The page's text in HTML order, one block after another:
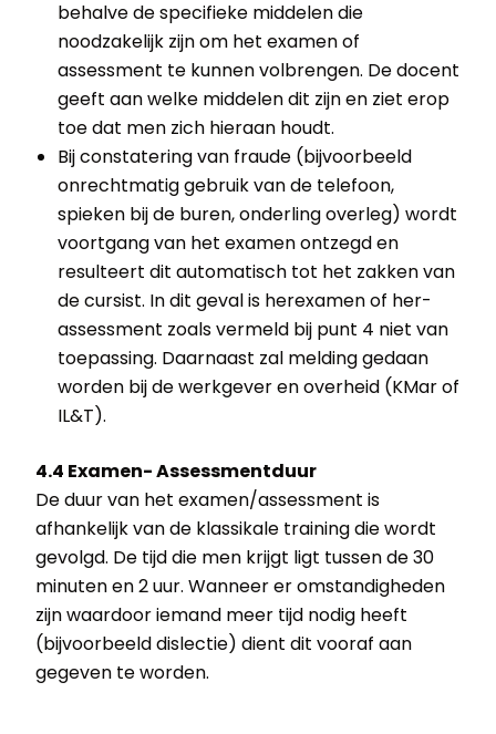
behalve de specifieke middelen die
noodzakelijk zijn om het examen of
assessment te kunnen volbrengen. De docent
geeft aan welke middelen dit zijn en ziet erop
toe dat men zich hieraan houdt.
Bij constatering van fraude (bijvoorbeeld
onrechtmatig gebruik van de telefoon,
spieken bij de buren, onderling overleg) wordt
voortgang van het examen ontzegd en
resulteert dit automatisch tot het zakken van
de cursist. In dit geval is herexamen of her-
assessment zoals vermeld bij punt 4 niet van
toepassing. Daarnaast zal melding gedaan
worden bij de werkgever en overheid (KMar of
IL&T).
4.4 Examen- Assessmentduur
De duur van het examen/assessment is
afhankelijk van de klassikale training die wordt
gevolgd. De tijd die men krijgt ligt tussen de 30
minuten en 2 uur. Wanneer er omstandigheden
zijn waardoor iemand meer tijd nodig heeft
(bijvoorbeeld dislectie) dient dit vooraf aan
gegeven te worden.